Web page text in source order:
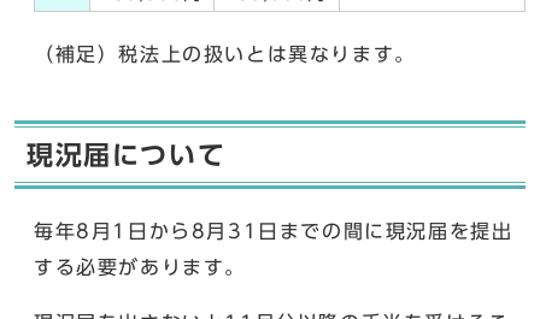
（補足）税法上の扱いとは異なります。
現況届について
毎年8月1日から8月31日までの間に現況届を提出
する必要があります。